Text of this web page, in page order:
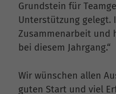
Grundstein für
Unterstützung gelegt.
Zusammenarbeit und
bei diesem Jahrgang.“
Wir wünschen allen
guten Start und viel